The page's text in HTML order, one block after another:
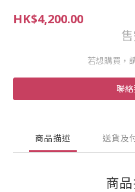
HK$4,200.00
若想購買，
聯
商品描述 送貨及
商